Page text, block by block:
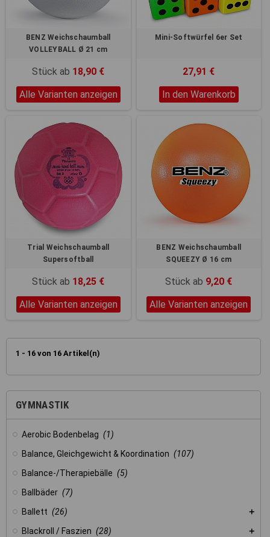
GYMNASTIK
Aerobic Bodenbelag (1)
Balance, Gleichgewicht & Koordination (107)
Balance-/Therapiebälle (5)
Ballbäder (7)
Ballett (26)
Blackroll / Faszien (28)
BENZ Weichschaumball
VOLLEYBALL Ø 21 cm
Stück ab 18,90 €
Alle Varianten anzeigen
Mini-Softwürfel 6er Set
27,91 €
In den Warenkorb
Trial Weichschaumball
Supersoftball
Stück ab 18,25 €
Alle Varianten anzeigen
BENZ Weichschaumball
SQUEEZY Ø 16 cm
Stück ab 9,20 €
Alle Varianten anzeigen
1 - 16 von 16 Artikel(n)